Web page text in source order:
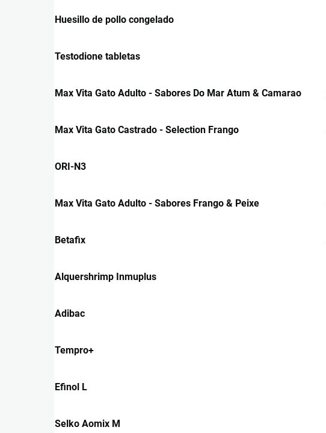
Huesillo de pollo congelado
Testodione tabletas
Max Vita Gato Adulto - Sabores Do Mar Atum & Camarao
Max Vita Gato Castrado - Selection Frango
ORI-N3
Max Vita Gato Adulto - Sabores Frango & Peixe
Betafix
Alquershrimp Inmuplus
Adibac
Tempro+
Efinol L
Selko Aomix M